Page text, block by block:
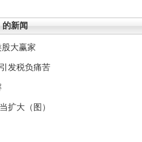
的新闻
大赢家
发税负痛苦
扩大（图）